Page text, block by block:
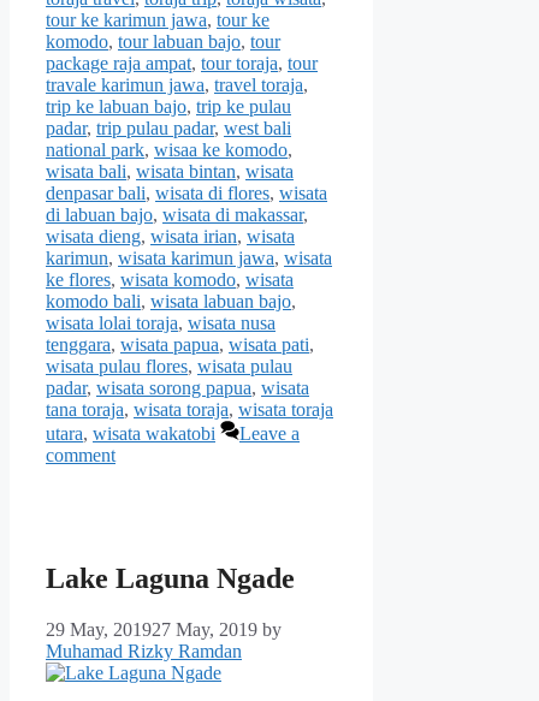
tour ke karimun jawa, tour ke
komodo, tour labuan bajo, tour
package raja ampat, tour toraja, tour
travale karimun jawa, travel toraja,
trip ke labuan bajo, trip ke pulau
padar, trip pulau padar, west bali
national park, wisaa ke komodo,
wisata bali, wisata bintan, wisata
denpasar bali, wisata di flores, wisata
di labuan bajo, wisata di makassar,
wisata dieng, wisata irian, wisata
karimun, wisata karimun jawa, wisata
ke flores, wisata komodo, wisata
komodo bali, wisata labuan bajo,
wisata lolai toraja, wisata nusa
tenggara, wisata papua, wisata pati,
wisata pulau flores, wisata pulau
padar, wisata sorong papua, wisata
tana toraja, wisata toraja, wisata toraja
utara, wisata wakatobi
Leave a
comment
Lake Laguna Ngade
29 May, 201927 May, 2019 by
Muhamad Rizky Ramdan